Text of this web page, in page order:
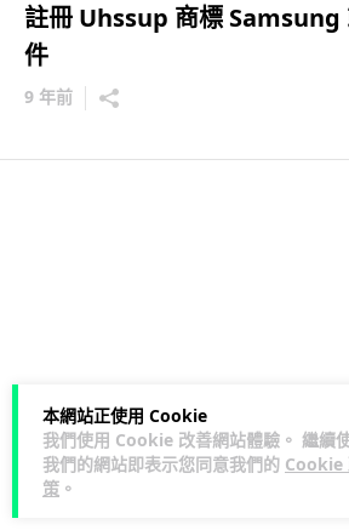
本網站正使用 Cookie
我們使用 Cookie 改善網站體驗。 繼續
我們的網站即表示您同意我們的 Cookie
策 。
註冊 Uhssup 商標 Samsung
件
9 年前